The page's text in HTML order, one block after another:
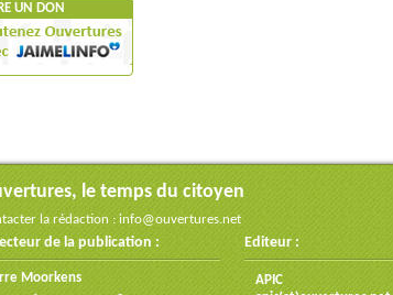
UN DON
le temps du citoyen
la rédaction : info@ouvertures.net
de la publication :
Moorkens
Editeur :
APIC